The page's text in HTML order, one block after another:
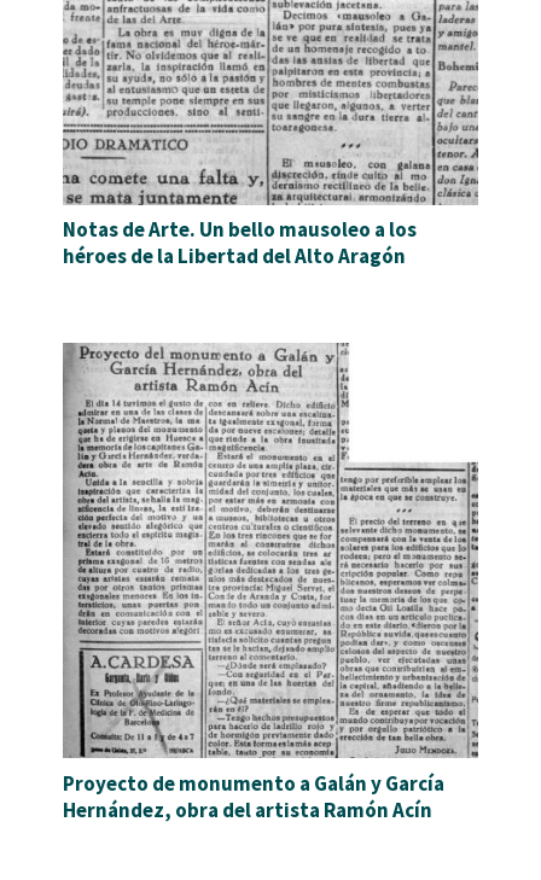
Notas de Arte. Un bello mausoleo a los
héroes de la Libertad del Alto Aragón
Proyecto de monumento a Galán y García
Hernández, obra del artista Ramón Acín